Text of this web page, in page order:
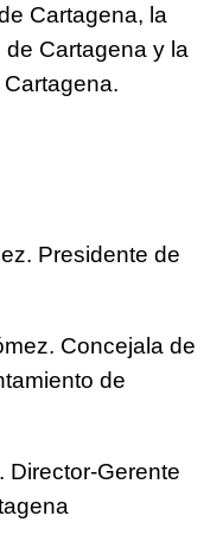
Cartagena, la
Cartagena y la
Presidente de
Concejala de
de
Director-Gerente